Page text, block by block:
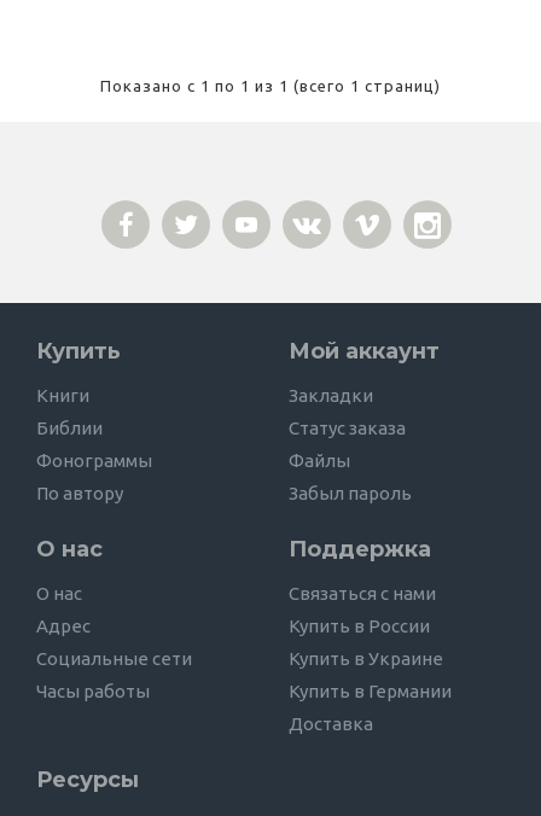
Показано с 1 по 1 из 1 (всего 1 страниц)
Купить
Книги
Библии
Фонограммы
По автору
Мой аккаунт
Закладки
Статус заказа
Файлы
Забыл пароль
О нас
О нас
Адрес
Социальные сети
Часы работы
Поддержка
Связаться с нами
Купить в России
Купить в Украине
Купить в Германии
Доставка
Ресурсы